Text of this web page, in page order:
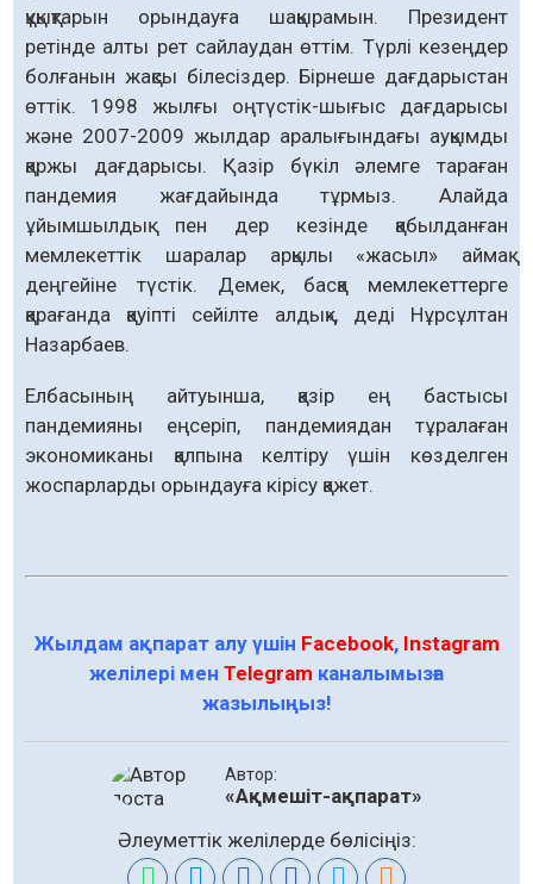
құқықтарын орындауға шақырамын. Президент
ретінде алты рет сайлаудан өттім. Түрлі кезеңдер
болғанын жақсы білесіздер. Бірнеше дағдарыстан
өттік. 1998 жылғы оңтүстік-шығыс дағдарысы
және 2007-2009 жылдар аралығындағы ауқымды
қаржы дағдарысы. Қазір бүкіл әлемге тараған
пандемия жағдайында тұрмыз. Алайда
ұйымшылдық пен дер кезінде қабылданған
мемлекеттік шаралар арқылы «жасыл» аймақ
деңгейіне түстік. Демек, басқа мемлекеттерге
қарағанда қауіпті сейілте алдық», деді Нұрсұлтан
Назарбаев.
Елбасының айтуынша, қазір ең бастысы
пандемияны еңсеріп, пандемиядан тұралаған
экономиканы қалпына келтіру үшін көзделген
жоспарларды орындауға кірісу қажет.
Жылдам ақпарат алу үшін Facebook, Instagram
желілері мен Telegram каналымызға
жазылыңыз!
Автор:
«Ақмешіт-ақпарат»
Әлеуметтік желілерде бөлісіңіз: